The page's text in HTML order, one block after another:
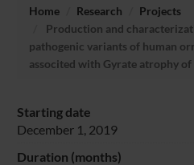
Home Research
Projects
Production and
pathogenic variants of human
associted with Gyrate atrophy
Starting date
December 1, 2019
Duration (months)